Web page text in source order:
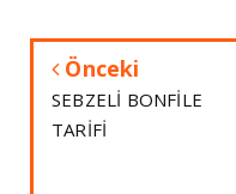
Önceki
SEBZELİ BONFİLE
TARİFİ